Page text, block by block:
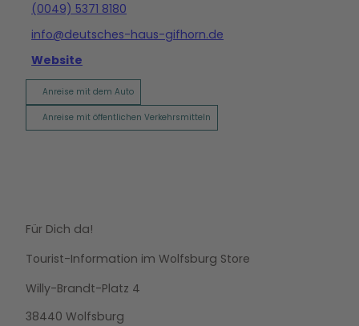
(0049) 5371 8180
info@deutsches-haus-gifhorn.de
Website
Anreise mit dem Auto
Anreise mit öffentlichen Verkehrsmitteln
Für Dich da!
Tourist-Information im Wolfsburg Store
Willy-Brandt-Platz 4
38440 Wolfsburg